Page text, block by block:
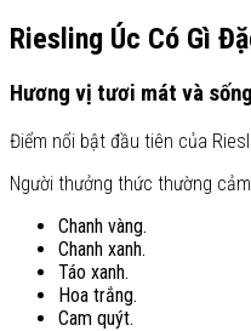
Riesling Úc Có Gì
Hương vị tươi mát và
Điểm nổi bật đầu tiên của
Người thưởng thức thường
Chanh vàng.
Chanh xanh.
Táo xanh.
Hoa trắng.
Cam quýt.